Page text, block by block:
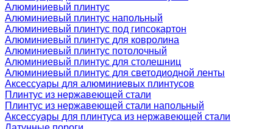
Алюминиевый плинтус
Алюминиевый плинтус напольный
Алюминиевый плинтус под гипсокартон
Алюминиевый плинтус для ковролина
Алюминиевый плинтус потолочный
Алюминиевый плинтус для столешниц
Алюминиевый плинтус для светодиодной ленты
Аксессуары для алюминиевых плинтусов
Плинтус из нержавеющей стали
Плинтус из нержавеющей стали напольный
Аксессуары для плинтуса из нержавеющей стали